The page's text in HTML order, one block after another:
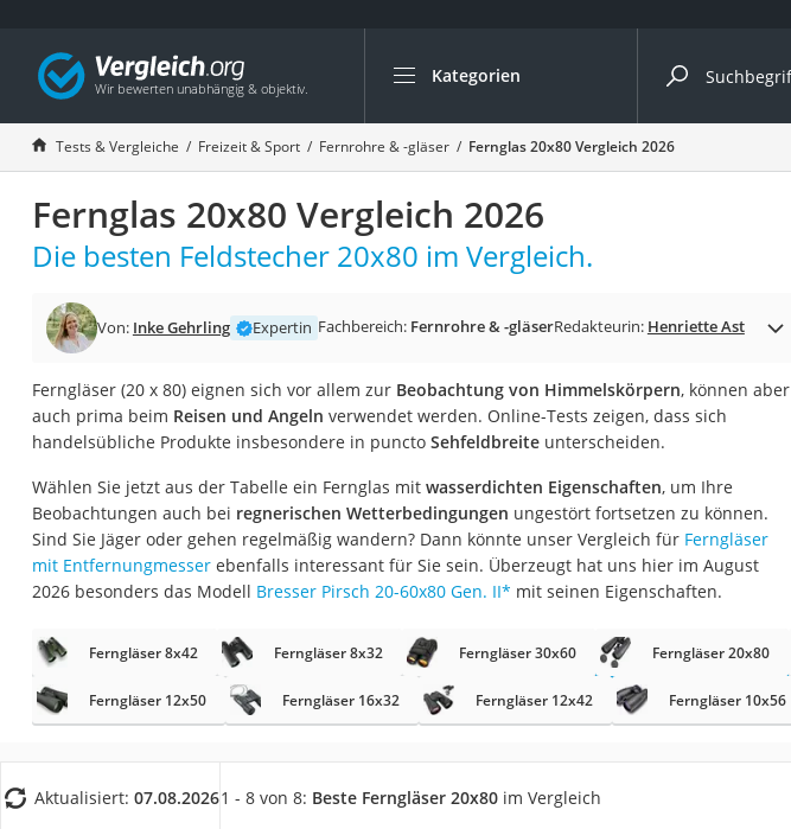
Kategorien
Die beliebtesten Vergleiche nach Kategorie
Freizeit & Sport
Gartentrampolin
Trampolin
Metalldetektor
Eufab-Fahrradträger
Trampolin 366 cm
Aluminium-Koffer
Futterboot
E-Bike-Dreirad
Trekkingschuhe Herren
Reisetasche mit Rollen
Koffer
Nachtsichtgerät
Vibrationsplatte
Tests & Vergleiche Freizeit & Sport Fernrohre & -gläser Fernglas 20x80 Vergleich 2026
Fernglas 20x80 Vergleich 2026
Die besten Feldstecher 20x80 im Vergleich.
Von: Inke Gehrling Expertin Fachbereich: Fernrohre & -gläserRedakteurin: Henriette Ast
Ferngläser (20 x 80) eignen sich vor allem zur Beobachtung von Himmelskörpern, können aber
auch prima beim Reisen und Angeln verwendet werden. Online-Tests zeigen, dass sich
handelsübliche Produkte insbesondere in puncto Sehfeldbreiteunterscheiden.
Wählen Sie jetzt aus der Tabelle ein Fernglas mit wasserdichten Eigenschaften, um Ihre
Beobachtungen auch bei regnerischen Wetterbedingungen ungestört fortsetzen zu können.
Sind Sie Jäger oder gehen regelmäßig wandern? Dann könnte unser Vergleich für Ferngläser
mit Entfernungmesserebenfalls interessant für Sie sein. Überzeugt hat uns hier im August
2026 besonders das Modell Bresser Pirsch 20-60x80 Gen. II* mit seinen Eigenschaften.
Ferngläser 8x42 Ferngläser 8x32 Ferngläser 30x60 Ferngläser 20x80
Ferngläser 12x50 Ferngläser 16x32 Ferngläser 12x42 Ferngläser 10x56
Aktualisiert: 07.08.20261 - 8 von 8: Beste Ferngläser 20x80 im Vergleich